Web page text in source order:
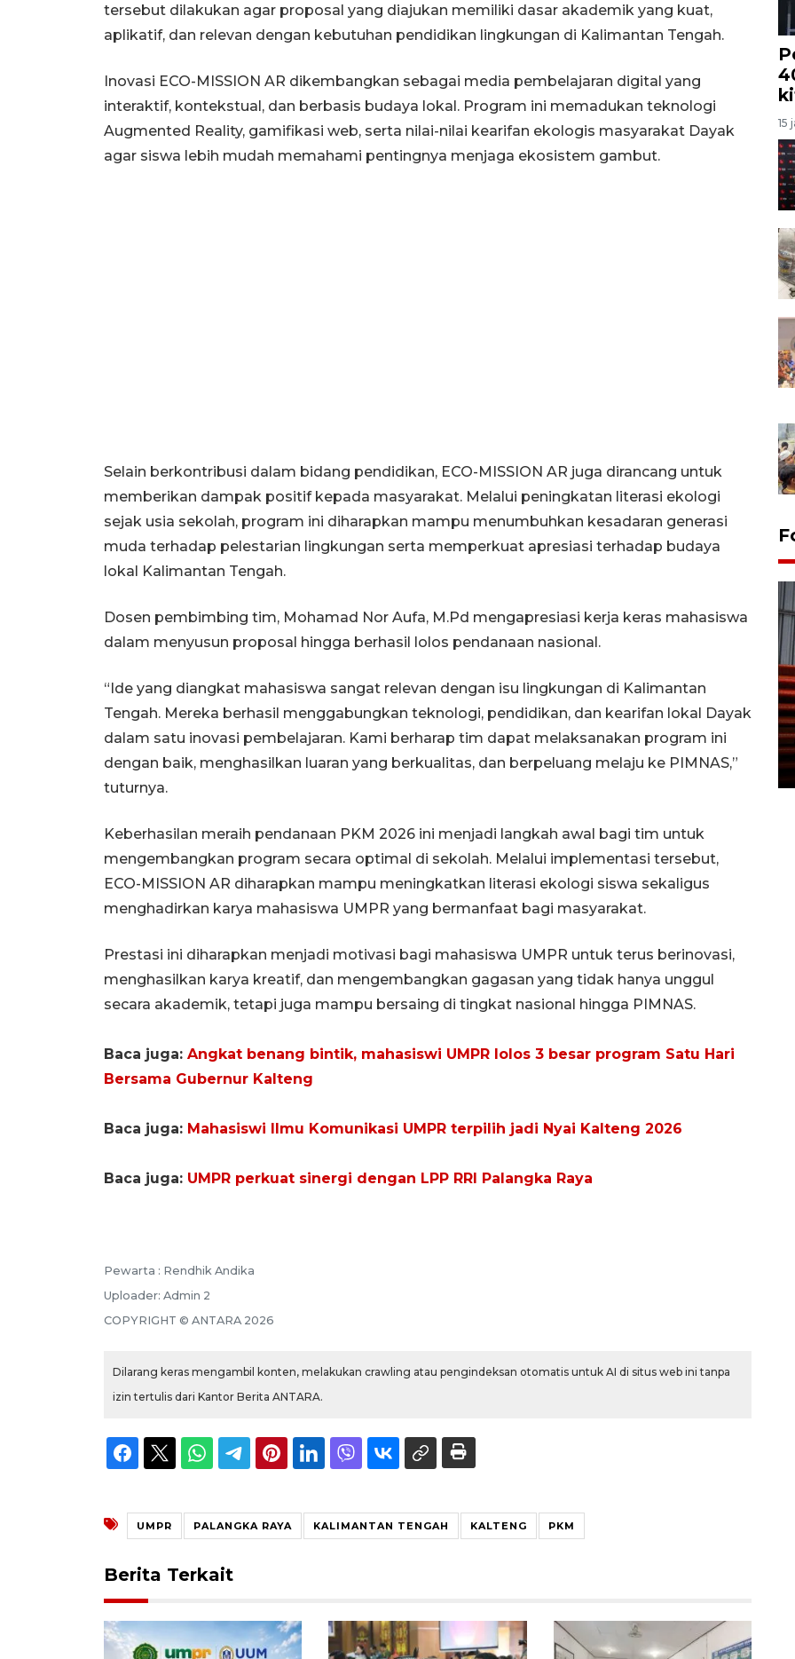
tersebut dilakukan agar proposal yang diajukan memiliki dasar akademik yang kuat,
aplikatif, dan relevan dengan kebutuhan pendidikan lingkungan di Kalimantan Tengah.
Inovasi ECO-MISSION AR dikembangkan sebagai media pembelajaran digital yang
interaktif, kontekstual, dan berbasis budaya lokal. Program ini memadukan teknologi
Augmented Reality, gamifikasi web, serta nilai-nilai kearifan ekologis masyarakat Dayak
agar siswa lebih mudah memahami pentingnya menjaga ekosistem gambut.
Selain berkontribusi dalam bidang pendidikan, ECO-MISSION AR juga dirancang untuk
memberikan dampak positif kepada masyarakat. Melalui peningkatan literasi ekologi
sejak usia sekolah, program ini diharapkan mampu menumbuhkan kesadaran generasi
muda terhadap pelestarian lingkungan serta memperkuat apresiasi terhadap budaya
lokal Kalimantan Tengah.
Dosen pembimbing tim, Mohamad Nor Aufa, M.Pd mengapresiasi kerja keras mahasiswa
dalam menyusun proposal hingga berhasil lolos pendanaan nasional.
“Ide yang diangkat mahasiswa sangat relevan dengan isu lingkungan di Kalimantan
Tengah. Mereka berhasil menggabungkan teknologi, pendidikan, dan kearifan lokal Dayak
dalam satu inovasi pembelajaran. Kami berharap tim dapat melaksanakan program ini
dengan baik, menghasilkan luaran yang berkualitas, dan berpeluang melaju ke PIMNAS,”
tuturnya.
Keberhasilan meraih pendanaan PKM 2026 ini menjadi langkah awal bagi tim untuk
mengembangkan program secara optimal di sekolah. Melalui implementasi tersebut,
ECO-MISSION AR diharapkan mampu meningkatkan literasi ekologi siswa sekaligus
menghadirkan karya mahasiswa UMPR yang bermanfaat bagi masyarakat.
Prestasi ini diharapkan menjadi motivasi bagi mahasiswa UMPR untuk terus berinovasi,
menghasilkan karya kreatif, dan mengembangkan gagasan yang tidak hanya unggul
secara akademik, tetapi juga mampu bersaing di tingkat nasional hingga PIMNAS.
Baca juga: Angkat benang bintik, mahasiswi UMPR lolos 3 besar program Satu Hari
Bersama Gubernur Kalteng
Baca juga: Mahasiswi Ilmu Komunikasi UMPR terpilih jadi Nyai Kalteng 2026
Baca juga: UMPR perkuat sinergi dengan LPP RRI Palangka Raya
Pewarta : Rendhik Andika
Uploader: Admin 2
COPYRIGHT © ANTARA 2026
Dilarang keras mengambil konten, melakukan crawling atau pengindeksan otomatis untuk AI di situs web ini tanpa
izin tertulis dari Kantor Berita ANTARA.
UMPR PALANGKA RAYA KALIMANTAN TENGAH KALTENG PKM
Berita Terkait
15
Prediksi puncak musim
kemarau di Kalimantan
Tengah
22 July 2026 17:18 WIB